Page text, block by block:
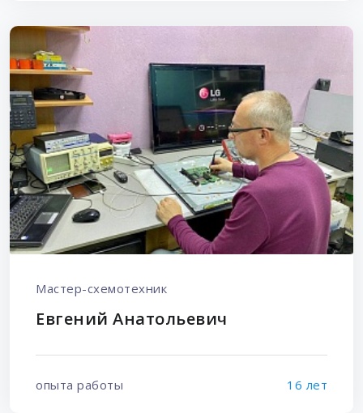
Мастер-схемотехник
Евгений Анатольевич
опыта работы 16 лет